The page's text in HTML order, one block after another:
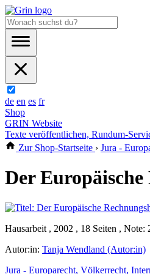
de en es fr
Shop
GRIN Website
Texte veröffentlichen, Rundum-
Zur Shop-Startseite › Jura -
Der
Hausarbeit , 2002 , 18 Seiten , Note:
Autor:in: Tanja Wendland (Autor:in)
Jura - Europarecht, Völkerrecht,